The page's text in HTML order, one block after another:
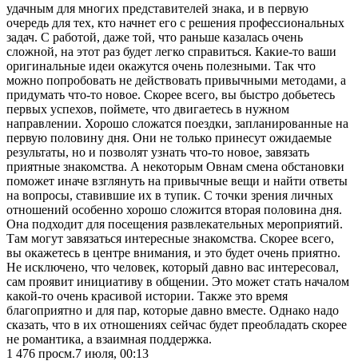
удачным для многих представителей знака, и в первую
очередь для тех, кто начнет его с решения профессиональных
задач. С работой, даже той, что раньше казалась очень
сложной, на этот раз будет легко справиться. Какие-то ваши
оригинальные идеи окажутся очень полезными. Так что
можно попробовать не действовать привычными методами, а
придумать что-то новое. Скорее всего, вы быстро добьетесь
первых успехов, поймете, что двигаетесь в нужном
направлении. Хорошо сложатся поездки, запланированные на
первую половину дня. Они не только принесут ожидаемые
результаты, но и позволят узнать что-то новое, завязать
приятные знакомства. А некоторым Овнам смена обстановки
поможет иначе взглянуть на привычные вещи и найти ответы
на вопросы, ставившие их в тупик. С точки зрения личных
отношений особенно хорошо сложится вторая половина дня.
Она подходит для посещения развлекательных мероприятий.
Там могут завязаться интересные знакомства. Скорее всего,
вы окажетесь в центре внимания, и это будет очень приятно.
Не исключено, что человек, который давно вас интересовал,
сам проявит инициативу в общении. Это может стать началом
какой-то очень красивой истории. Также это время
благоприятно и для пар, которые давно вместе. Однако надо
сказать, что в их отношениях сейчас будет преобладать скорее
не романтика, а взаимная поддержка.
1 476 просм.7 июля, 00:13